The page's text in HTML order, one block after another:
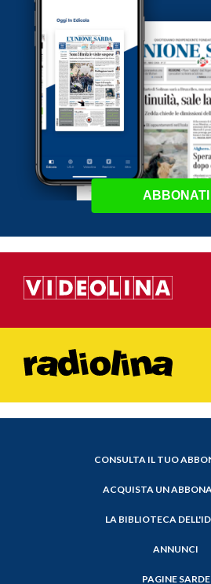
ABBONATI
CONSULTA IL TUO
ACQUISTA UN
LA BIBLIOTECA
ANNUNCI
PAGINE SARDE